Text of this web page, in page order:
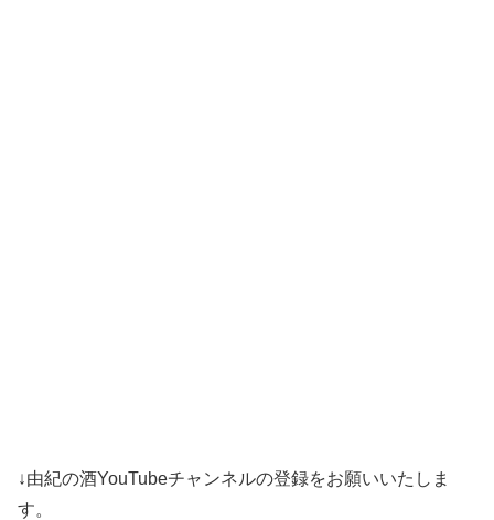
↓由紀の酒YouTubeチャンネルの登録をお願いいたしま
す。